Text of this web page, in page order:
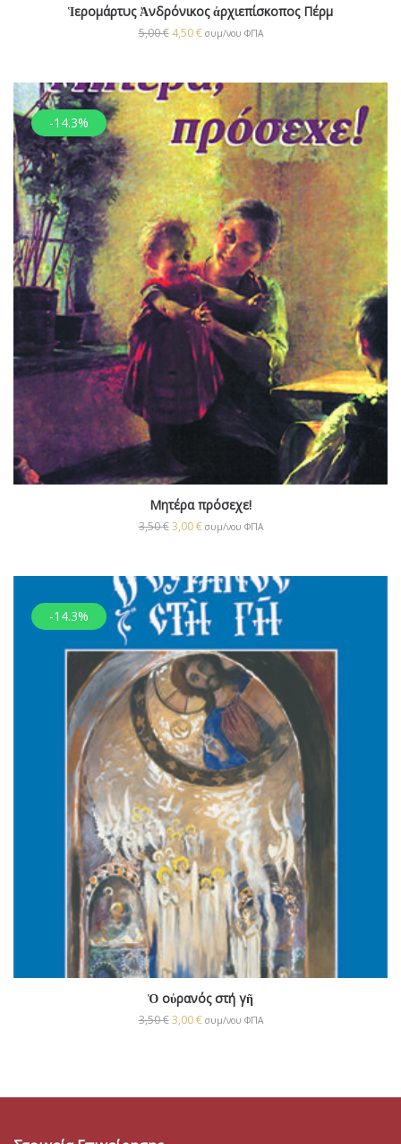
Ἱερομάρτυς Ἀνδρόνικος ἀρχιεπίσκοπος Πέρμ
5,00€ 4,50€ συμ/νου ΦΠΑ
-14.3%
Μητέρα πρόσεχε!
3,50€ 3,00€ συμ/νου ΦΠΑ
-14.3%
Ὁ οὐρανός στή γῆ
3,50€ 3,00€ συμ/νου ΦΠΑ